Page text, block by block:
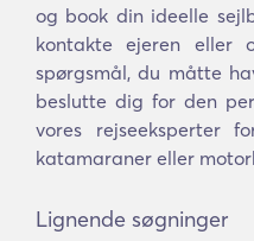
og book din ideelle
kontakte ejeren eller
spørgsmål, du måtte
beslutte dig for den
vores rejseeksperter
katamaraner eller
Lignende søgninger